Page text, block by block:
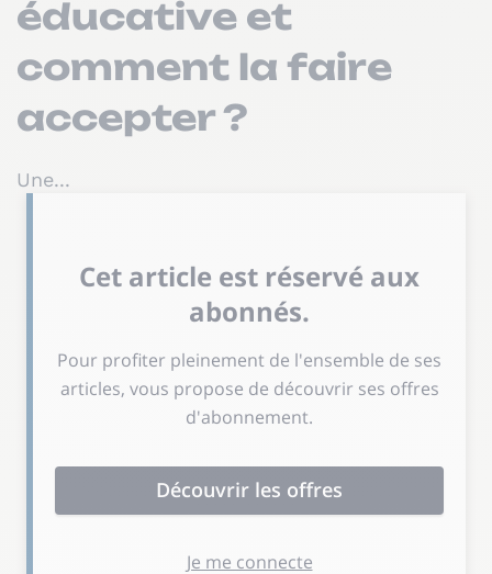
éducative et
comment la faire
accepter ?
Une...